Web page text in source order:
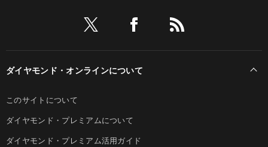
ダイヤモンド・オンラインについて
このサイトについて
ダイヤモンド・プレミアムについて
ダイヤモンド・プレミアム活用ガイド